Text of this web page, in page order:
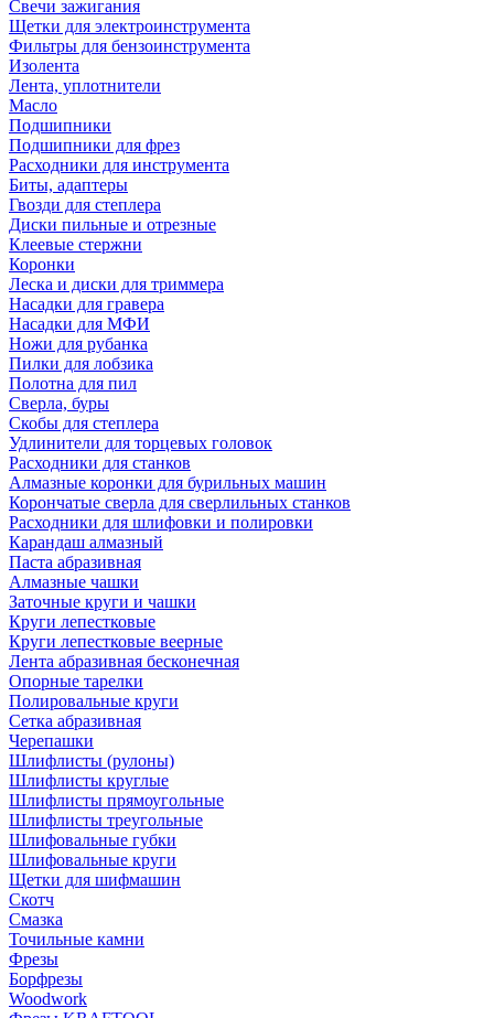
Свечи зажигания
Щетки для электроинструмента
Фильтры для бензоинструмента
Изолента
Лента, уплотнители
Масло
Подшипники
Подшипники для фрез
Расходники для инструмента
Биты, адаптеры
Гвозди для степлера
Диски пильные и отрезные
Клеевые стержни
Коронки
Леска и диски для триммера
Насадки для гравера
Насадки для МФИ
Ножи для рубанка
Пилки для лобзика
Полотна для пил
Сверла, буры
Скобы для степлера
Удлинители для торцевых головок
Расходники для станков
Алмазные коронки для бурильных машин
Корончатые сверла для сверлильных станков
Расходники для шлифовки и полировки
Карандаш алмазный
Паста абразивная
Алмазные чашки
Заточные круги и чашки
Круги лепестковые
Круги лепестковые веерные
Лента абразивная бесконечная
Опорные тарелки
Полировальные круги
Сетка абразивная
Черепашки
Шлифлисты (рулоны)
Шлифлисты круглые
Шлифлисты прямоугольные
Шлифлисты треугольные
Шлифовальные губки
Шлифовальные круги
Щетки для шифмашин
Скотч
Смазка
Точильные камни
Фрезы
Борфрезы
Woodwork